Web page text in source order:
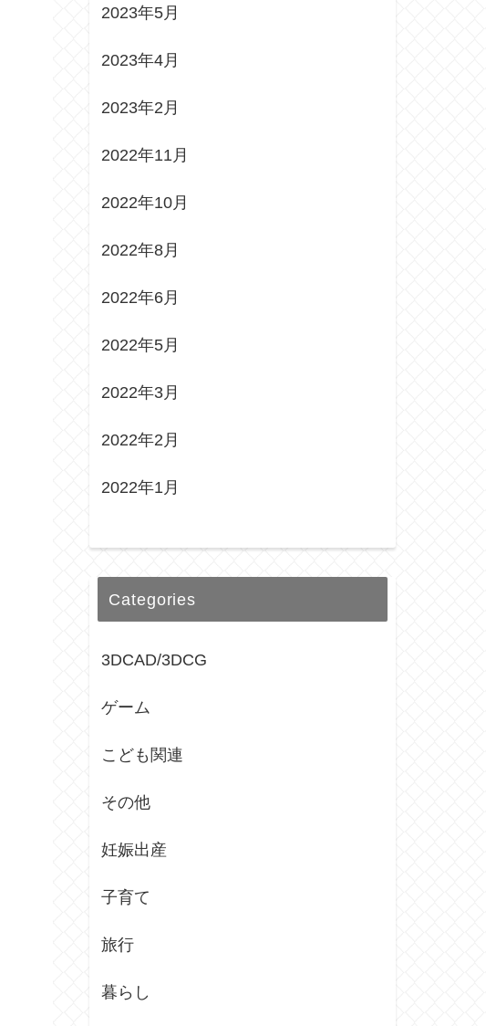
2023年5月
2023年4月
2023年2月
2022年11月
2022年10月
2022年8月
2022年6月
2022年5月
2022年3月
2022年2月
2022年1月
Categories
3DCAD/3DCG
ゲーム
こども関連
その他
妊娠出産
子育て
旅行
暮らし